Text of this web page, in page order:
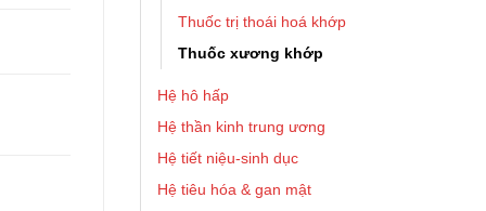
Thuốc trị thoái hoá khớp
Thuốc xương khớp
Hệ hô hấp
Hệ thần kinh trung ương
Hệ tiết niệu-sinh dục
Hệ tiêu hóa & gan mật